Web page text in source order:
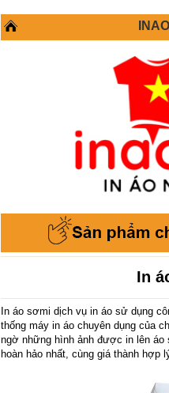
In
In áo sơmi dịch vụ in áo sử dụng
thống máy in áo chuyên dụng của
ngờ những hình ảnh được in lên
hoàn hảo nhất, cùng giá thành hợp